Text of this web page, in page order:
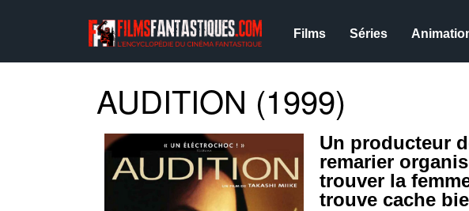
Films Séries
AUDITION (1999)
Un producteur
remarier
trouver la
trouve cache